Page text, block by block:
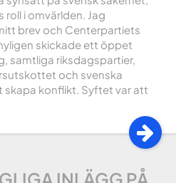
roll i omvärlden. Jag
brev och Centerpartiets
skickade ett öppet
samtliga riksdagspartier,
och svenska
skapa konflikt. Syftet var att
INLÄGG PÅ